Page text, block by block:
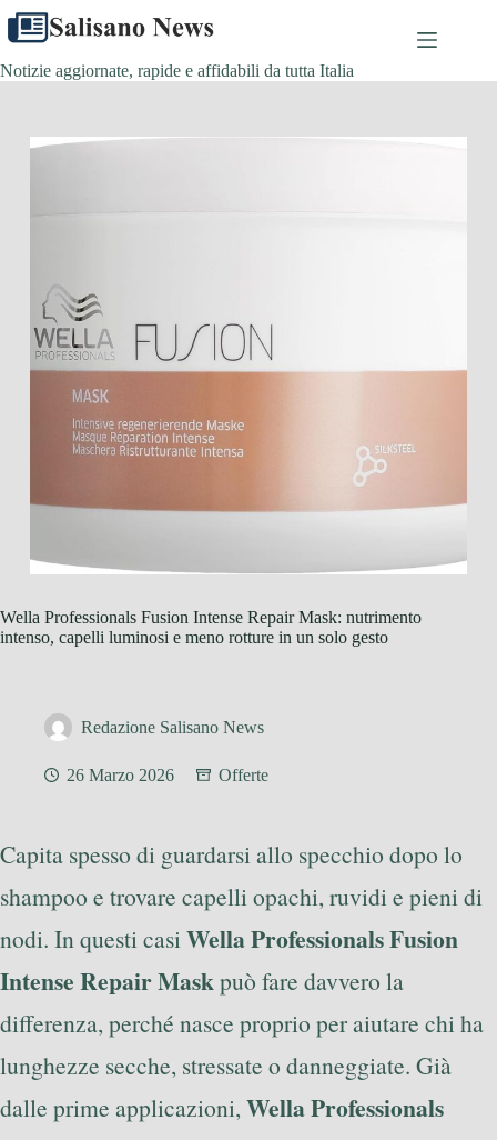
Salta
contenuto
Notizie aggiornate, rapide e affidabili da tutta Italia
Wella Professionals Fusion Intense Repair Mask: nutrimento
intenso, capelli luminosi e meno rotture in un solo gesto
Redazione Salisano News
26 Marzo 2026 Offerte
Capita spesso di guardarsi allo specchio dopo lo
shampoo e trovare capelli opachi, ruvidi e pieni di
nodi. In questi casiWella Professionals Fusion
Intense Repair Maskpuò fare davvero la
differenza, perché nasce proprio per aiutare chi ha
lunghezze secche, stressate o danneggiate. Già
dalle prime applicazioni, Wella Professionals